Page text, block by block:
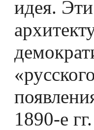
идея.
1890-е